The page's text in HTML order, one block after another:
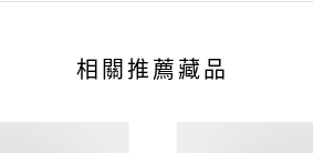
相關推薦藏品